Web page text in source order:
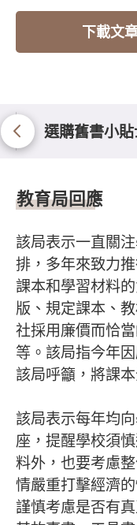
下載文
選購舊書小
持份者意
教育局回應
該局表示一直關
排，多年來致力
課本和學習材料
版、規定課本、
社採用廉價而恰
等。該局指今年
該局呼籲，將課
該局表示每年均
座，提醒學校須
料外，也要考慮
情嚴重打擊經濟
謹慎考慮是否有